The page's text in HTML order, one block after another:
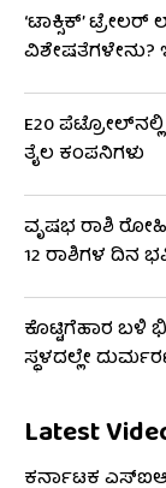
‘ಟಾಕ್ಸಿಕ್’
ವಿಶೇಷತೆಗಳೇನು?
E20
ತೈಲ ಕಂಪನಿಗಳು
ವೃಷಭ ರಾಶಿ
12 ರಾಶಿಗಳ ದಿನ
ಕೊಟ್ಟಿಗೆಹಾರ ಬಳಿ
ಸ್ಥಳದಲ್ಲೇ
Latest
ಕರ್ನಾಟಕ